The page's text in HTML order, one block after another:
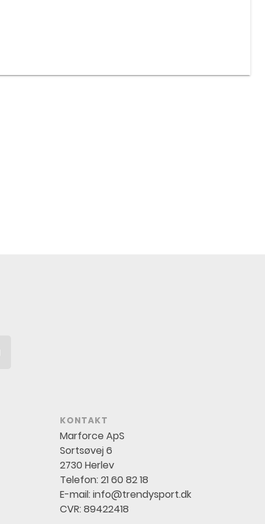
KONTAKT
Marforce ApS
Sortsøvej 6
2730 Herlev
Telefon:21 60 82 18
E-mail:info@trendysport.dk
CVR: 89422418